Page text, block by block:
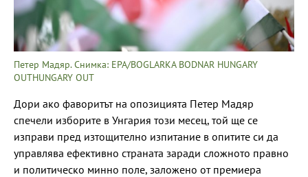
Петер Мадяр. Снимка: EPA/BOGLARKA BODNAR HUNGARY
OUTHUNGARY OUT
Дори ако фаворитът на опозицията Петер Мадяр
спечели изборите в Унгария този месец, той ще се
изправи пред изтощително изпитание в опитите си да
управлява ефективно страната заради сложното правно
и политическо минно поле, заложено от премиера